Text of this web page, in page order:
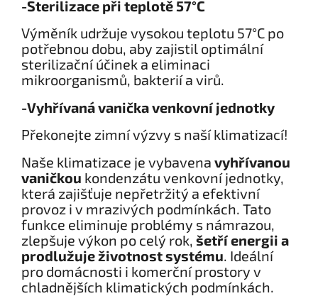
-Sterilizace při teplotě 57°C
Výměník udržuje vysokou teplotu 57°C po
potřebnou dobu, aby zajistil optimální
sterilizační účinek a eliminaci
mikroorganismů, bakterií a virů.
-Vyhřívaná vanička venkovní jednotky
Překonejte zimní výzvy s naší klimatizací!
Naše klimatizace je vybavena vyhřívanou
vaničkou kondenzátu venkovní jednotky,
která zajišťuje nepřetržitý a efektivní
provoz i v mrazivých podmínkách. Tato
funkce eliminuje problémy s námrazou,
zlepšuje výkon po celý rok, šetří energii a
prodlužuje životnost systému. Ideální
pro domácnosti i komerční prostory v
chladnějších klimatických podmínkách.